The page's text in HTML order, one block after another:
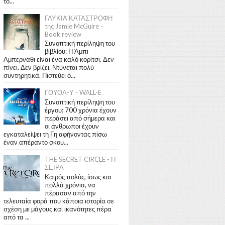
ΓΛΥΚΙΑ ΚΑΤΑΣΤΡΟΦΗ
της Jamie McGuire -
Book review
Συνοπτική περίληψη του
βιβλίου: Η Άμπι
Αμπερνάθι είναι ένα καλό κορίτσι. Δεν
πίνει. Δεν βρίζει. Ντύνεται πολύ
συντηρητικά. Πιστεύει ό...
ΓΟΥΟΛ-Υ - WALL-E
Συνοπτική περίληψη του
έργου: 700 χρόνια έχουν
περάσει από σήμερα και
οι άνθρωποι έχουν
εγκαταλείψει τη Γη αφήνοντας πίσω
έναν απέραντο σκου...
THE SECRET CIRCLE - Η
ΣΕΙΡΑ
Καιρός πολύς, ίσως και
πολλά χρόνια, να
πέρασαν από την
τελευταία φορά που κάποια ιστορία σε
σχέση με μάγους και ικανότητες πέρα
από τα ...